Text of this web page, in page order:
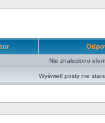
Nie znaleziono
Wyświetl posty nie